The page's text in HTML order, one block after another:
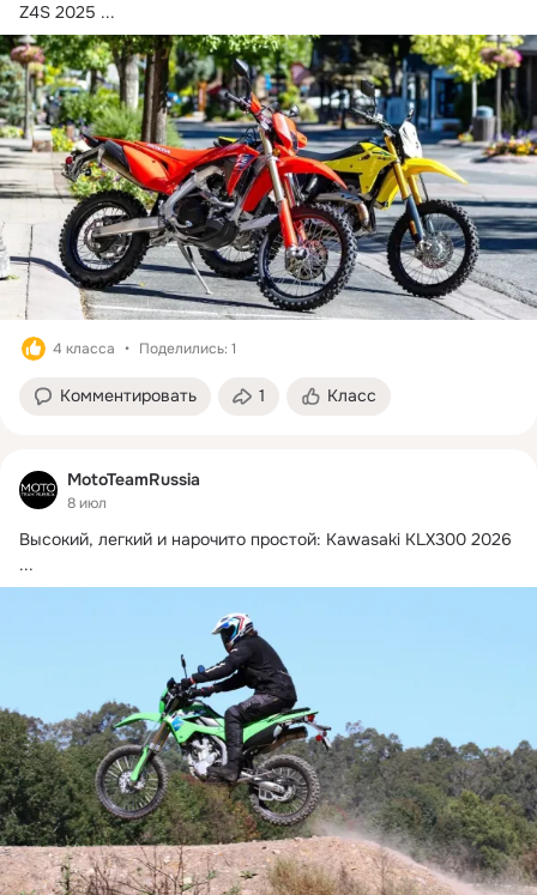
Z4S 2025 ...
4 класса Поделились: 1
Комментировать 1 Класс
MotoTeamRussia
8 июл
Высокий, легкий и нарочито простой: Kawasaki KLX300 2026
...